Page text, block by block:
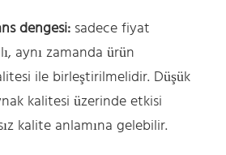
dengesi: sadece fiyat
aynı zamanda ürün
ile birleştirilmelidir. Düşük
kalitesi üzerinde etkisi
kalite anlamına gelebilir.